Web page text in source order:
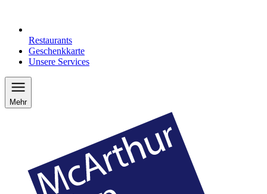
Restaurants
Geschenkkarte
Unsere Services
Mehr